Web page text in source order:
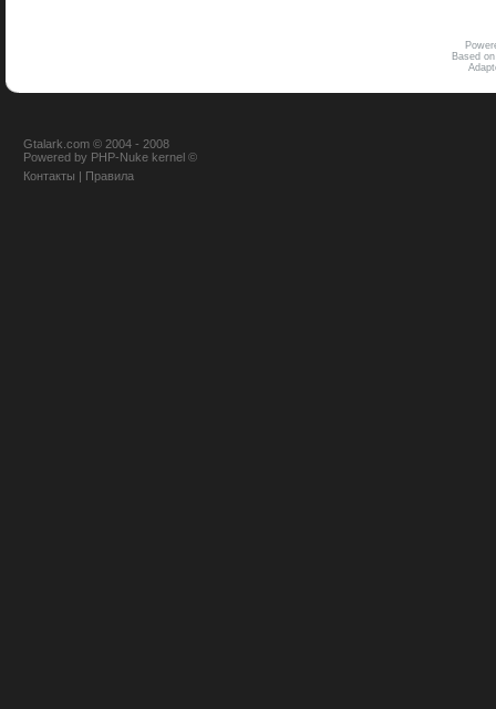
Based
Gtalark.com © 2004 - 2008
Powered by PHP-Nuke kernel ©
Контакты | Правила